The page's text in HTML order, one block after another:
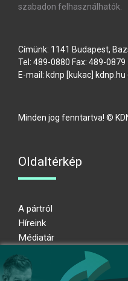
szabadon felhasználhatók.
Címünk: 1141 Budapest,
Tel: 489-0880 Fax: 489-0879
E-mail: kdnp [kukac] kdnp.hu
Minden jog fenntartva! ©
Oldaltérkép
A pártról
Híreink
Médiatár
Adatkezelési nyilatkozat